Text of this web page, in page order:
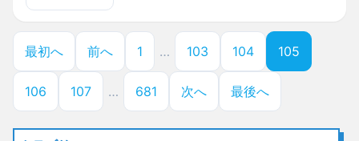
最初へ 前へ 1 … 103 104 105
106 107 … 681 次へ 最後へ